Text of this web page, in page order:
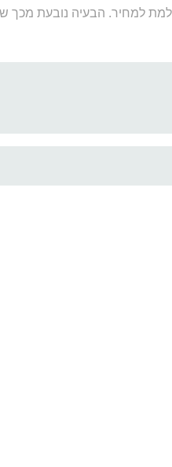
למחיר. הבעיה נובעת מכך